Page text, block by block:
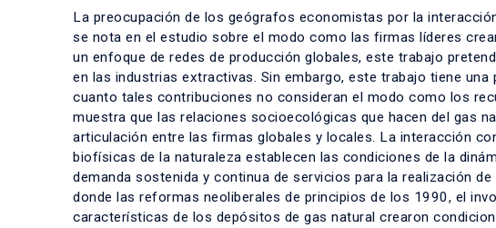
La preocupación de los geógrafos economistas por la
se nota en el estudio sobre el modo como las firmas líderes
un enfoque de redes de producción globales, este trabajo
en las industrias extractivas. Sin embargo, este trabajo tiene
cuanto tales contribuciones no consideran el modo como los
muestra que las relaciones socioecológicas que hacen del gas
articulación entre las firmas globales y locales. La interacción
biofísicas de la naturaleza establecen las condiciones de la
demanda sostenida y continua de servicios para la realización
donde las reformas neoliberales de principios de los 1990, el
características de los depósitos de gas natural crearon